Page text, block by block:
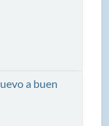
a buen